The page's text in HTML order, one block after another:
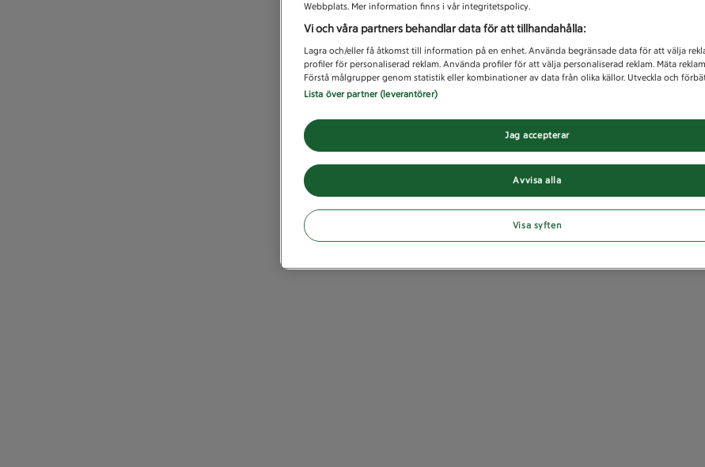
Webbplats. Mer information finns i vår integritetspolicy.
Vi och våra partners behandlar data för att tillhandahålla:
Lagra och/eller få åtkomst till information på en enhet. Använda begränsade data för att välja
profiler för personaliserad reklam. Använda profiler för att välja personaliserad reklam. Mäta
Förstå målgrupper genom statistik eller kombinationer av data från olika källor. Utveckla och
Lista över partner (leverantörer)
Avvisa alla
Jag accepterar
Visa syften